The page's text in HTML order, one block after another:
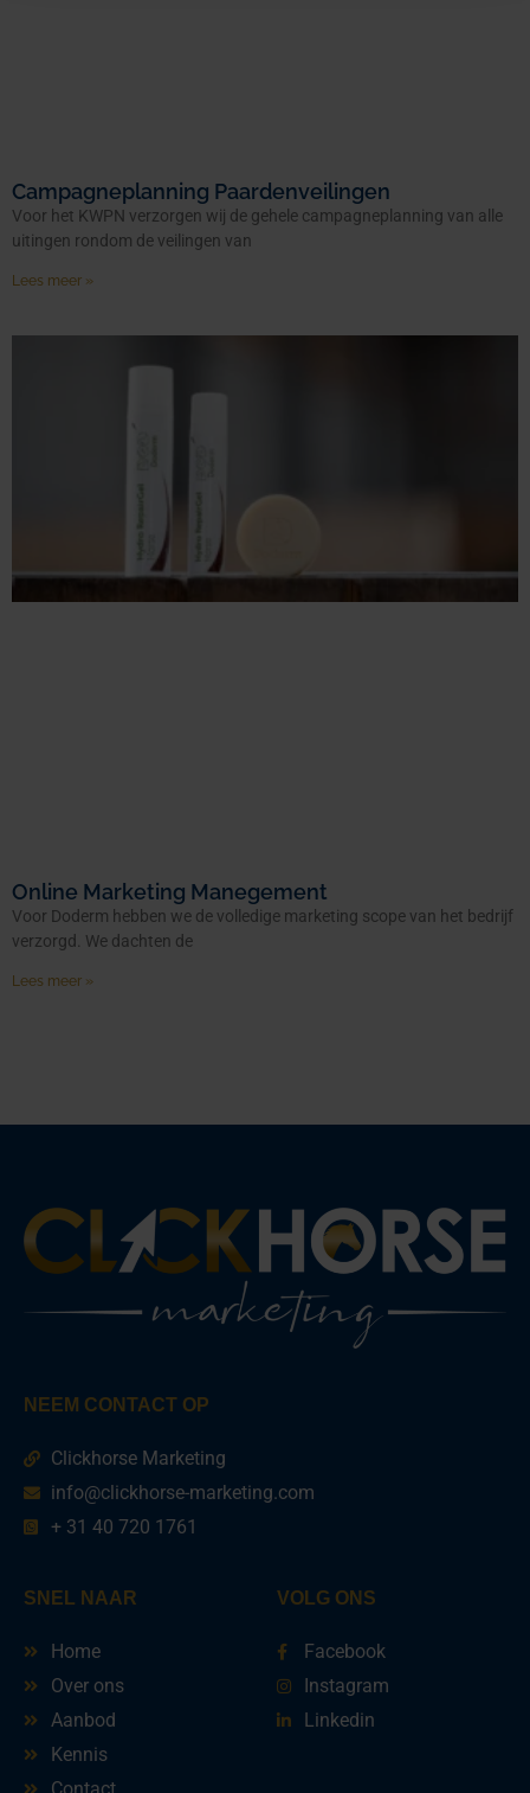
Campagneplanning Paardenveilingen
Voor het KWPN verzorgen wij de gehele campagneplanning van alle
uitingen rondom de veilingen van
Lees meer »
Online Marketing Manegement
Voor Doderm hebben we de volledige marketing scope van het bedrijf
verzorgd. We dachten de
Lees meer »
NEEM CONTACT OP
Clickhorse Marketing
info@clickhorse-marketing.com
+ 31 40 720 1761
SNEL NAAR
Home
Over ons
Aanbod
Kennis
VOLG ONS
Facebook
Instagram
Linkedin